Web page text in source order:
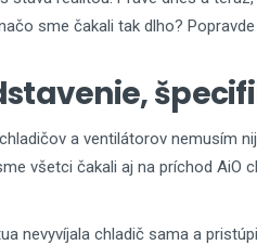
sme čakali tak dlho? Popravde
a ventilátorov nemusím
všetci čakali aj na príchod AiO
nevyvíjala chladič sama a